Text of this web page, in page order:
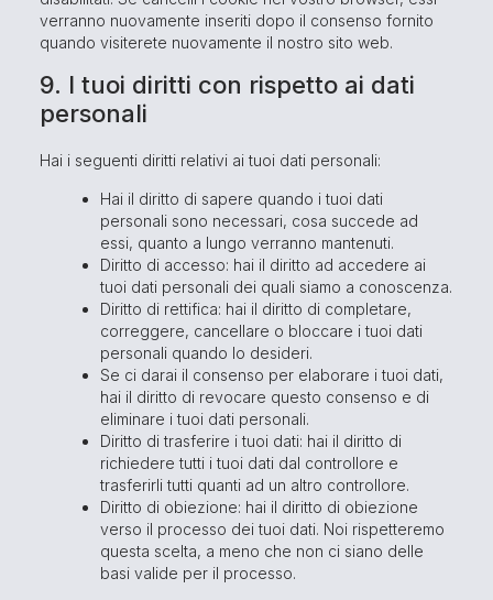
verranno nuovamente inseriti dopo il consenso fornito
quando visiterete nuovamente il nostro sito web.
9. I tuoi diritti con rispetto ai dati
personali
Hai i seguenti diritti relativi ai tuoi dati personali:
Hai il diritto di sapere quando i tuoi dati
personali sono necessari, cosa succede ad
essi, quanto a lungo verranno mantenuti.
Diritto di accesso: hai il diritto ad accedere ai
tuoi dati personali dei quali siamo a conoscenza.
Diritto di rettifica: hai il diritto di completare,
correggere, cancellare o bloccare i tuoi dati
personali quando lo desideri.
Se ci darai il consenso per elaborare i tuoi dati,
hai il diritto di revocare questo consenso e di
eliminare i tuoi dati personali.
Diritto di trasferire i tuoi dati: hai il diritto di
richiedere tutti i tuoi dati dal controllore e
trasferirli tutti quanti ad un altro controllore.
Diritto di obiezione: hai il diritto di obiezione
verso il processo dei tuoi dati. Noi rispetteremo
questa scelta, a meno che non ci siano delle
basi valide per il processo.